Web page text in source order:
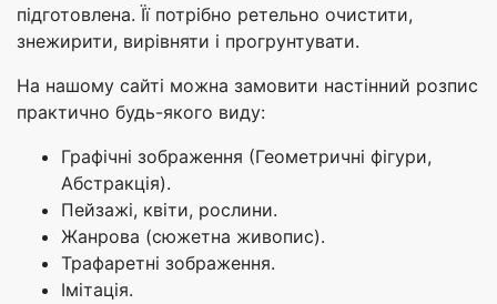
підготовлена. Її потрібно ретельно очистити,
знежирити, вирівняти і прогрунтувати.
На нашому сайті можна замовити настінний розпис
практично будь-якого виду:
Графічні зображення (Геометричні фігури,
Абстракція).
Пейзажі, квіти, рослини.
Жанрова (сюжетна живопис).
Трафаретні зображення.
Імітація.